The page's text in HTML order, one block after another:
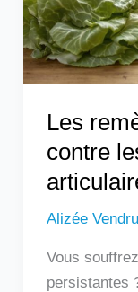
Les
contre
Alizée
Vous
persistantes
les
douleurs
articulaires